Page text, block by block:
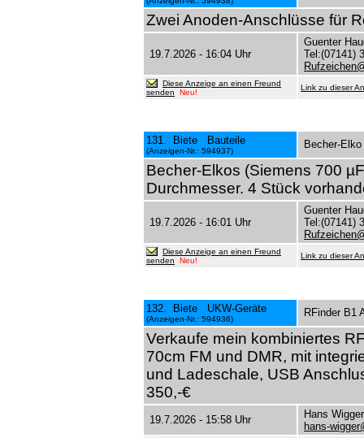
Zwei Anoden-Anschlüsse für
19.7.2026 - 16:04 Uhr
Guenter
Tel:(07141)
Diese Anzeige an einen Freund
senden
Neu!
Link zu dieser
131. Biete Bauteile
(Anzeigen-Nr.: 594937)
Becher-Elko
Becher-Elkos (Siemens 700
Durchmesser. 4 Stück
19.7.2026 - 16:01 Uhr
Guenter
Tel:(07141)
Diese Anzeige an einen Freund
senden
Neu!
Link zu dieser
132. Biete UKW-Geräte
(Anzeigen-Nr.: 594936)
RFinder B1
Verkaufe mein kombiniertes
70cm FM und DMR, mit
und Ladeschale, USB
350,-€
19.7.2026 - 15:58 Uhr
Hans
hans-